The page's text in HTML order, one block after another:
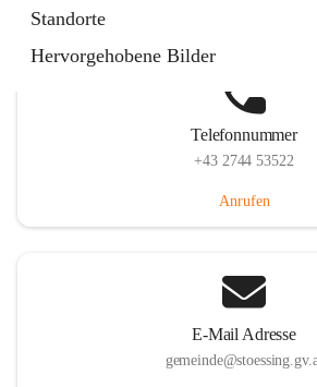
Standorte
Hervorgehobene Bilder
Telefonnummer
+43 2744 53522
Anrufen
E-Mail Adresse